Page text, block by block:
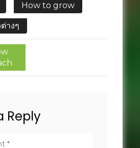
How to grow
างๆ
Reply